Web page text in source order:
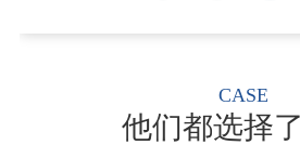
CASE
他们都选择